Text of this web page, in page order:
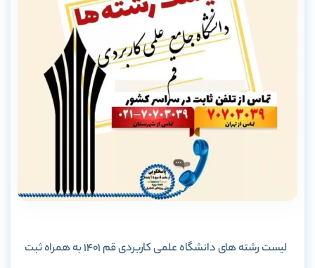
لیست رشته های دانشگاه علمی کاربردی قم 1401 به همراه ثبت